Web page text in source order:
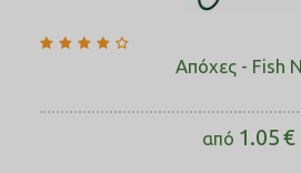
Απόχες - Fish
από 1.05€